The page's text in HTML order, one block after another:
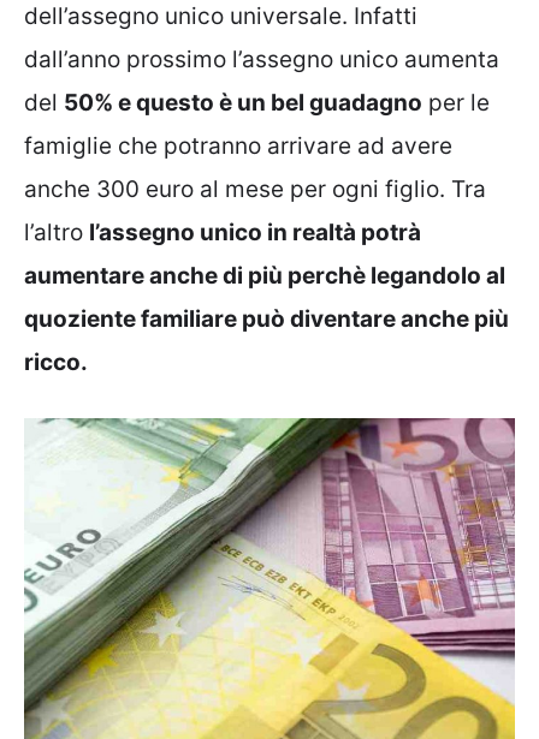
dell’assegno unico universale. Infatti
dall’anno prossimo l’assegno unico aumenta
del 50% e questo è un bel guadagno per le
famiglie che potranno arrivare ad avere
anche 300 euro al mese per ogni figlio. Tra
l’altro l’assegno unico in realtà potrà
aumentare anche di più perchè legandolo al
quoziente familiare può diventare anche più
ricco.